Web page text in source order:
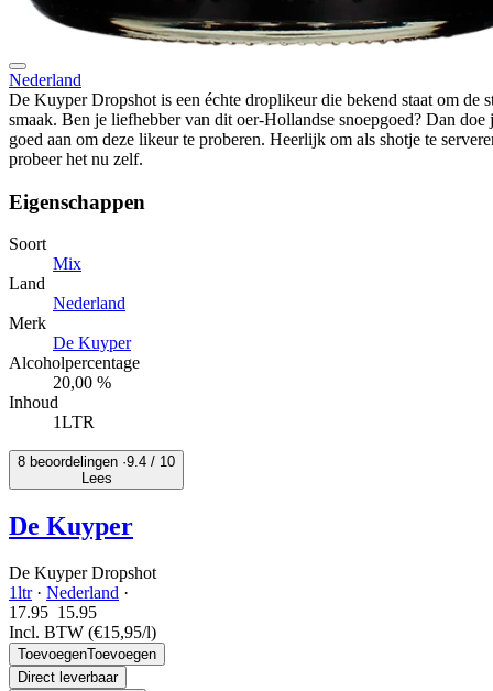
Nederland
De Kuyper Dropshot is een échte droplikeur die bekend staat om de
smaak. Ben je liefhebber van dit oer-Hollandse snoepgoed? Dan doe
goed aan om deze likeur te proberen. Heerlijk om als shotje te
probeer het nu zelf.
Eigenschappen
Soort
Mix
Land
Nederland
Merk
De Kuyper
Alcoholpercentage
20,00 %
Inhoud
1LTR
8 beoordelingen ·9.4 / 10
Lees
De Kuyper
De Kuyper Dropshot
1ltr· Nederland ·
17.95 15.95
Incl. BTW (€15,95/l)
ToevoegenToevoegen
Direct leverbaar